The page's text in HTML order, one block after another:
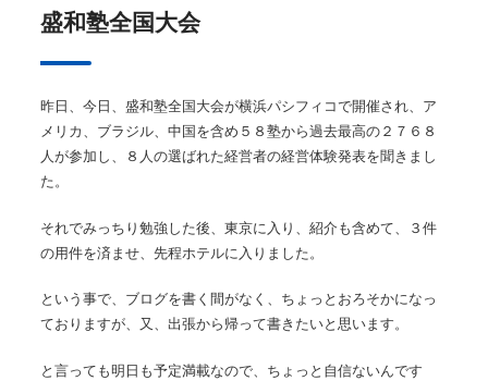
盛和塾全国大会
昨日、今日、盛和塾全国大会が横浜パシフィコで開催され、ア
メリカ、ブラジル、中国を含め５８塾から過去最高の２７６８
人が参加し、８人の選ばれた経営者の経営体験発表を聞きまし
た。
それでみっちり勉強した後、東京に入り、紹介も含めて、３件
の用件を済ませ、先程ホテルに入りました。
という事で、ブログを書く間がなく、ちょっとおろそかになっ
ておりますが、又、出張から帰って書きたいと思います。
と言っても明日も予定満載なので、ちょっと自信ないんです